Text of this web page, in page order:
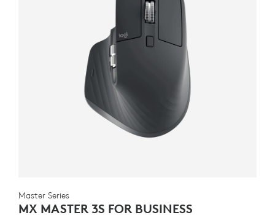
Master Series
MX MASTER 3S FOR BUSINESS